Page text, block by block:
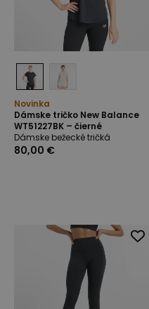
Novinka
Dámske tričko New Balance
WT51227BK – čierné
Dámske bežecké tričká
80,00 €